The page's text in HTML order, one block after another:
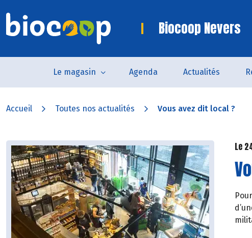
Biocoop Nevers
Le magasin Agenda Actualités
Accueil Toutes nos actualités Vous avez dit local ?
Le